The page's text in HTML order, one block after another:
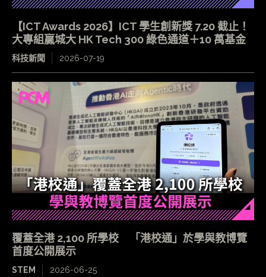
【ICT Awards 2026】ICT 學生創新獎 7.20 截止！
大專組贏城大 HK Tech 300 綠色通道＋10 萬基金
科技新聞 2026-07-19
覆蓋全港 2,100 所學校 「港校通」於學與教博覽
首度公開展示
STEM 2026-06-25